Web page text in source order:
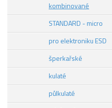
kombinované
STANDARD - micro
pro elektroniku ESD
šperkařské
kulaté
půlkulaté